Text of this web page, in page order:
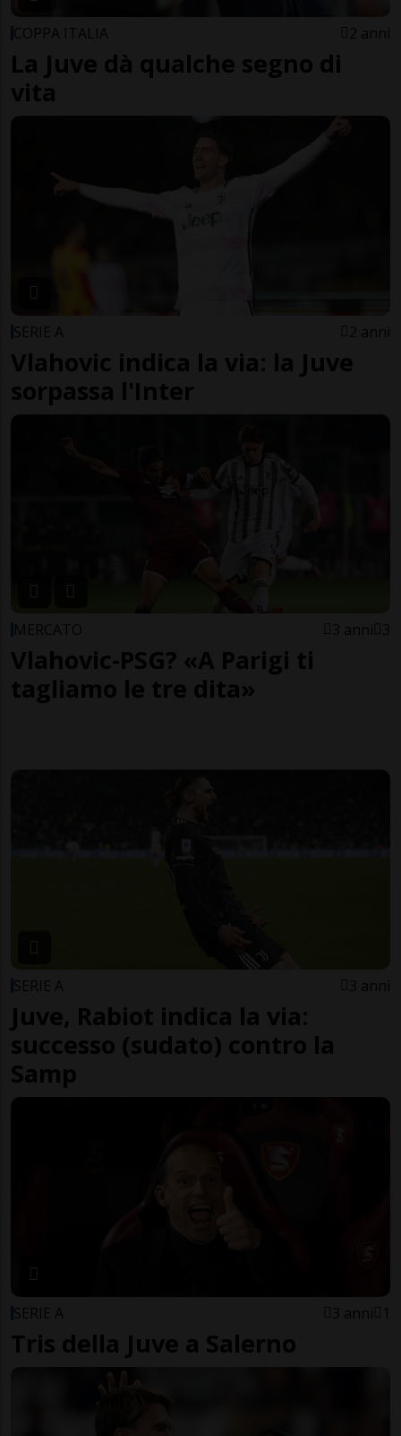
COPPA ITALIA 2 anni
La Juve dà qualche segno di
vita
SERIE A 2 anni
Vlahovic indica la via: la Juve
sorpassa l'Inter
MERCATO 3 anni 3
Vlahovic-PSG? «A Parigi ti
tagliamo le tre dita»
SERIE A 3 anni
Juve, Rabiot indica la via:
successo (sudato) contro la
Samp
SERIE A 3 anni 1
Tris della Juve a Salerno